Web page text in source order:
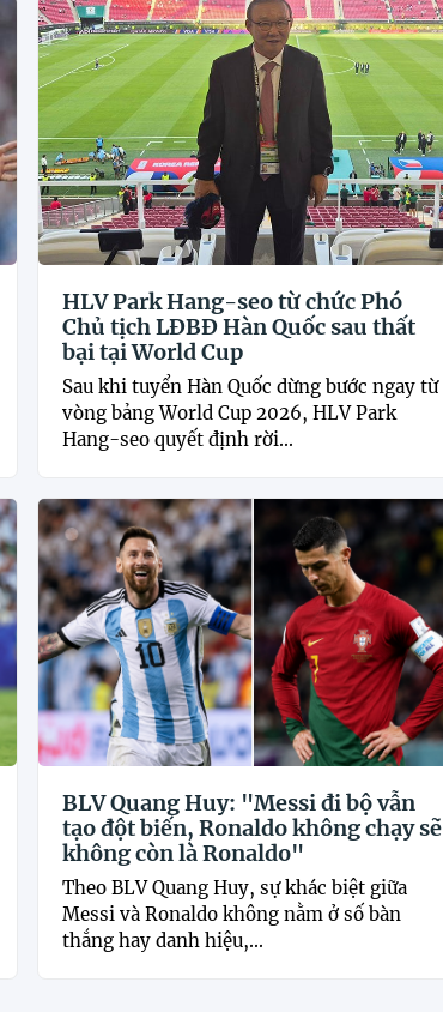
HLV Park Hang-seo từ chức Phó
Chủ tịch LĐBĐ Hàn Quốc sau thất
bại tại World Cup
Sau khi tuyển Hàn Quốc dừng bước ngay từ
vòng bảng World Cup 2026, HLV Park
Hang-seo quyết định rời...
BLV Quang Huy: "Messi đi bộ vẫn
tạo đột biến, Ronaldo không chạy sẽ
không còn là Ronaldo"
Theo BLV Quang Huy, sự khác biệt giữa
Messi và Ronaldo không nằm ở số bàn
thắng hay danh hiệu,...